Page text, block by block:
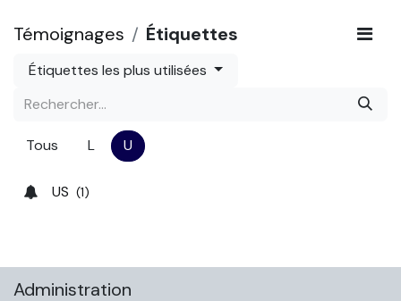
Témoignages Étiquettes
Étiquettes les plus utilisées
Tous L U
US (1)
Administration